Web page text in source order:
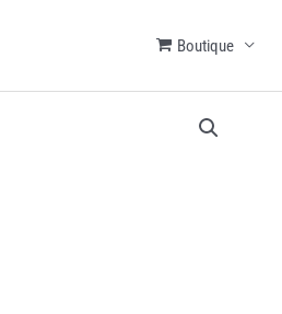
Boutique